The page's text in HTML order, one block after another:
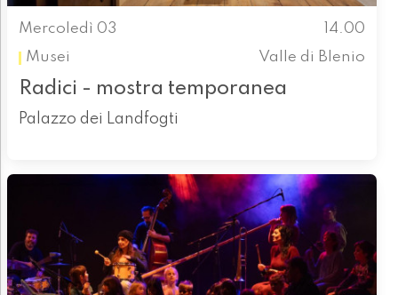
Mercoledì 03
14.00
Musei
Valle di Blenio
Radici - mostra temporanea
Palazzo dei Landfogti